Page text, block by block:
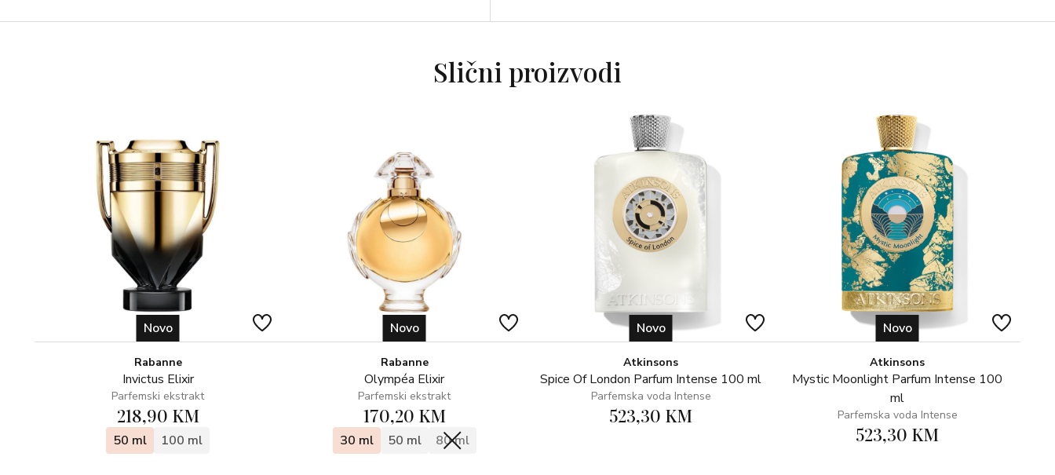
indijski kardamom (orpur)®
BAZNE NOTE: akigalawood ™, indonezijski pačuli (orpur)® vetiver haitii (orpur)®
Vivascentz™ technology
Slični proizvodi
Novo
Rabanne
Invictus Elixir
Parfemski ekstrakt
218,90 KM
50 ml 100 ml
Novo
Rabanne
Olympéa Elixir
Parfemski ekstrakt
170,20 KM
30 ml 50 ml 80 ml
Novo
Atkinsons
Spice Of London Parfum Intense 100 ml
Parfemska voda Intense
523,30 KM
Novo
Atkinsons
Mystic Moonlight Parfum Intense 100
ml
Parfemska voda Intense
523,30 KM